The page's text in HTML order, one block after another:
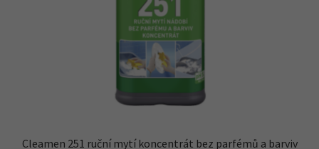
Cleamen 251 ruční mytí koncentrát bez parfémů a barviv